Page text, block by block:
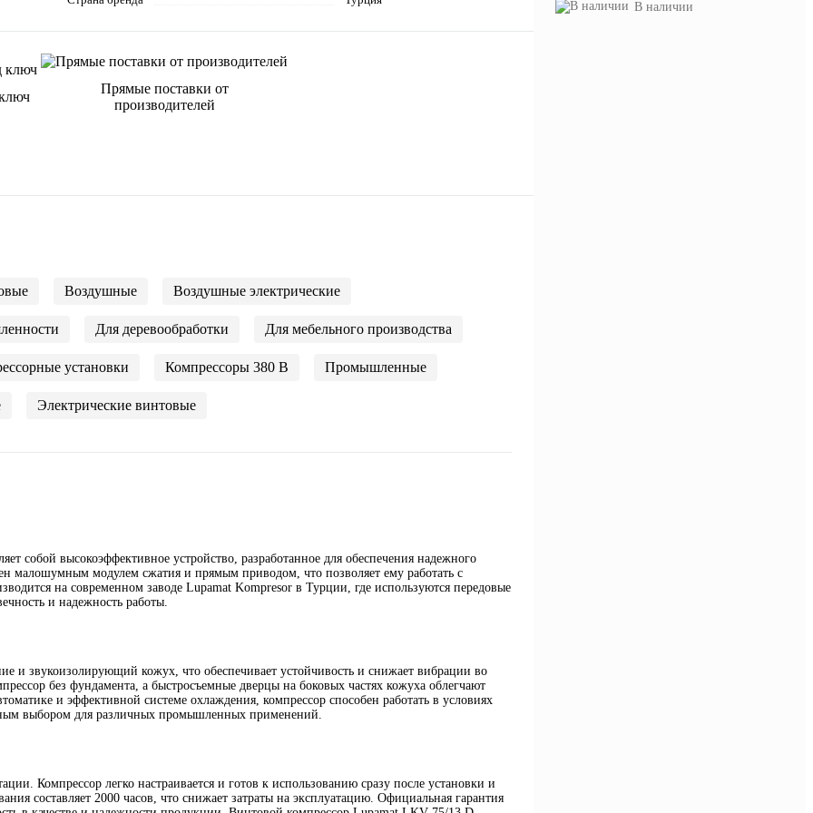
Прямые поставки от
производителей
Воздушные Воздушные электрические
Для деревообработки Для мебельного производства
установки Компрессоры 380 В Промышленные
Электрические винтовые
собой высокоэффективное устройство, разработанное для обеспечения надежного
малошумным модулем сжатия и прямым приводом, что позволяет ему работать с
на современном заводе Lupamat Kompresor в Турции, где используются передовые
и надежность работы.
и звукоизолирующий кожух, что обеспечивает устойчивость и снижает вибрации во
без фундамента, а быстросъемные дверцы на боковых частях кожуха облегчают
и эффективной системе охлаждения, компрессор способен работать в условиях
выбором для различных промышленных применений.
Компрессор легко настраивается и готов к использованию сразу после установки и
составляет 2000 часов, что снижает затраты на эксплуатацию. Официальная гарантия
В наличии